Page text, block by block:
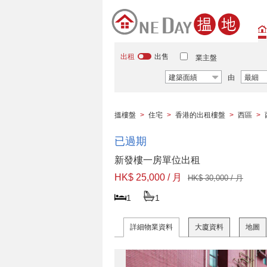
出租 出售 業主盤
建築面績 由 最細
搵樓盤 > 住宅 > 香港的出租樓盤 > 西區 >
已過期
新發樓一房單位出租
HK$ 25,000 / 月
HK$ 30,000 / 月
1 1
詳細物業資料 大廈資料 地圖